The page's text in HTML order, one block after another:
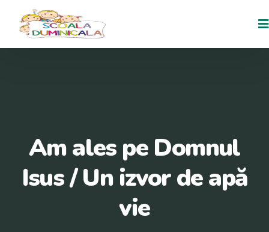
Am ales pe Domnul
Isus / Un izvor de apă
vie